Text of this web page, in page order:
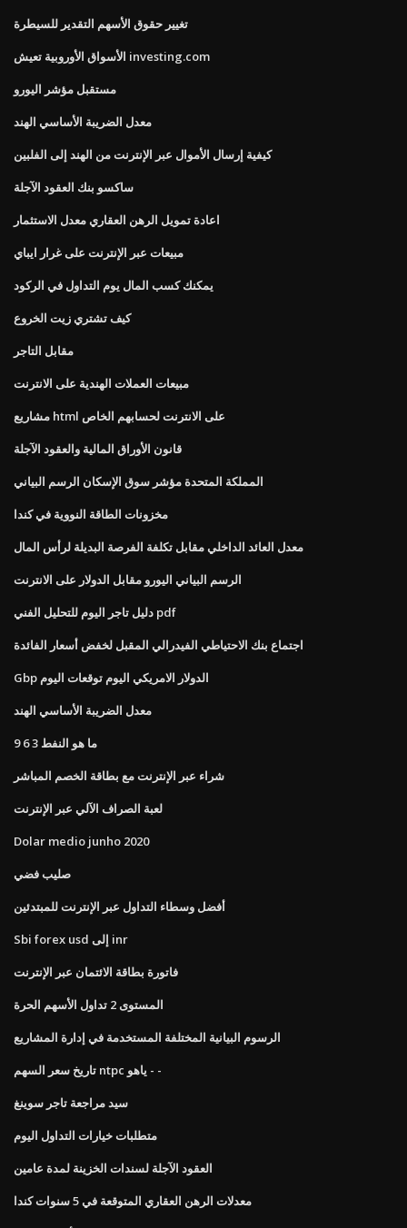
تغيير حقوق الأسهم التقدير للسيطرة
الأسواق الأوروبية تعيش investing.com
مستقبل مؤشر اليورو
معدل الضريبة الأساسي الهند
كيفية إرسال الأموال عبر الإنترنت من الهند إلى الفلبين
ساكسو بنك العقود الآجلة
اعادة تمويل الرهن العقاري معدل الاستثمار
مبيعات عبر الإنترنت على غرار ايباي
يمكنك كسب المال يوم التداول في الركود
كيف تشتري زيت الخروع
مقابل التاجر
مبيعات العملات الهندية على الانترنت
مشاريع html على الانترنت لحسابهم الخاص
قانون الأوراق المالية والعقود الآجلة
المملكة المتحدة مؤشر سوق الإسكان الرسم البياني
مخزونات الطاقة النووية في كندا
معدل العائد الداخلي مقابل تكلفة الفرصة البديلة لرأس المال
الرسم البياني اليورو مقابل الدولار على الانترنت
دليل تاجر اليوم للتحليل الفني pdf
اجتماع بنك الاحتياطي الفيدرالي المقبل لخفض أسعار الفائدة
Gbp الدولار الامريكي اليوم توقعات اليوم
معدل الضريبة الأساسي الهند
ما هو النفط 3 6 9
شراء عبر الإنترنت مع بطاقة الخصم المباشر
لعبة الصراف الآلي عبر الإنترنت
Dolar medio junho 2020
صليب فضي
أفضل وسطاء التداول عبر الإنترنت للمبتدئين
Sbi forex usd إلى inr
فاتورة بطاقة الائتمان عبر الإنترنت
المستوى 2 تداول الأسهم الحرة
الرسوم البيانية المختلفة المستخدمة في إدارة المشاريع
تاريخ سعر السهم ntpc ياهو - -
سيد مراجعة تاجر سوينغ
متطلبات خيارات التداول اليوم
العقود الآجلة لسندات الخزينة لمدة عامين
معدلات الرهن العقاري المتوقعة في 5 سنوات كندا